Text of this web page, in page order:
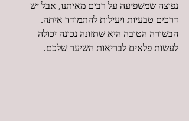
נפוצה שמשפיעה על רבים מאיתנו, אבל יש
דרכים טבעיות ויעילות להתמודד איתה.
הבשורה הטובה היא שתזונה נכונה יכולה
לעשות פלאים לבריאות השיער שלכם.